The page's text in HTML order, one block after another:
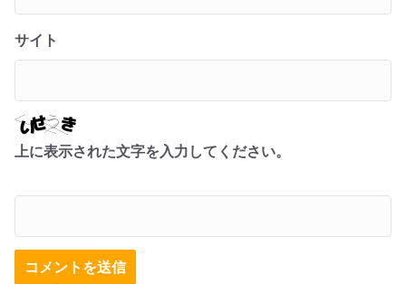
サイト
上に表示された文字を入力してください。